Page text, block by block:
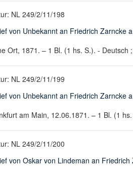
NL 249/2/11/198
von Unbekannt an Friedrich Zarncke
Ort, 1871. – 1 Bl. (1 hs. S.). - Deutsch
NL 249/2/11/199
von Unbekannt an Friedrich Zarncke
am Main, 12.06.1871. – 1 Bl. (1
NL 249/2/11/200
von Oskar von Lindeman an